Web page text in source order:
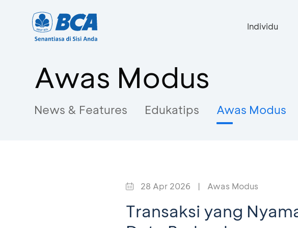
Individu
Awas Modus
News & Features Edukatips Awas Modus
28 Apr 2026 | Awas Modus
Transaksi yang